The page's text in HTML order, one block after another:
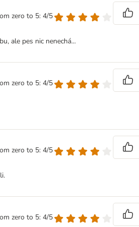
zero to 5: 4/5
ale pes nic nenechá...
zero to 5: 4/5
zero to 5: 4/5
zero to 5: 4/5